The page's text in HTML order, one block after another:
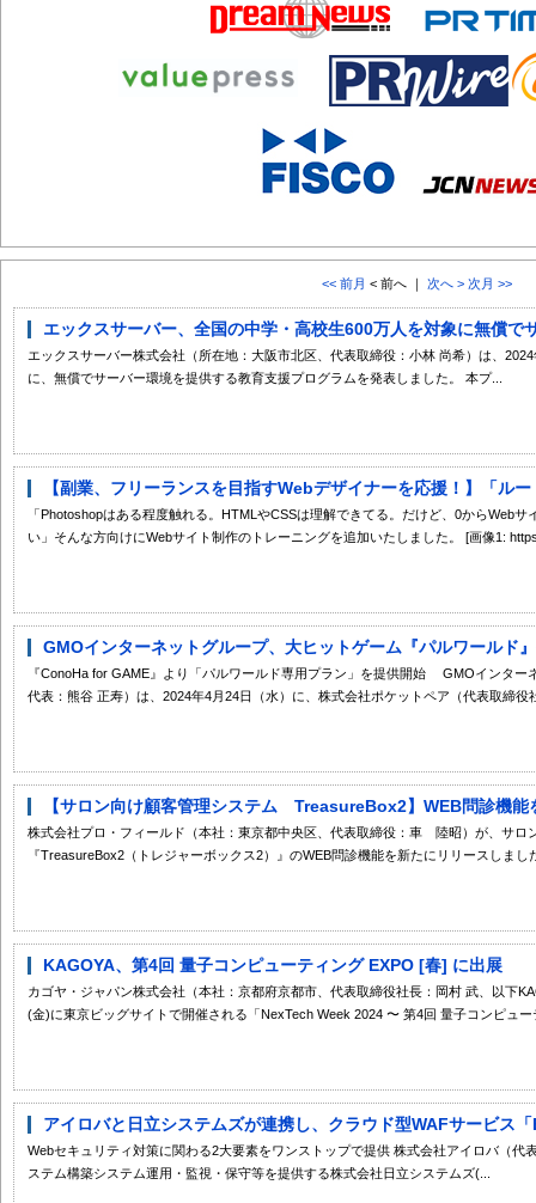
<< 前月 < 前へ ｜ 次へ > 次月 >>
エックスサーバー、全国の中学・高校生600万人を対象に無償で
エックスサーバー株式会社（所在地：大阪市北区、代表取締役：小林 尚希）は、
に、無償でサーバー環境を提供する教育支援プログラムを発表しました。 本プ...
【副業、フリーランスを目指すWebデザイナーを応援！】「ル
「Photoshopはある程度触れる。HTMLやCSSは理解できてる。だけど、0からWeb
い」そんな方向けにWebサイト制作のトレーニングを追加いたしました。 [画像1:
GMOインターネットグループ、大ヒットゲーム『パルワールド
『ConoHa for GAME』より「パルワールド専用プラン」を提供開始 GMOインター
代表：熊谷 正寿）は、2024年4月24日（水）に、株式会社ポケットペア（代表取締役
【サロン向け顧客管理システム TreasureBox2】WEB問診機能
株式会社プロ・フィールド（本社：東京都中央区、代表取締役：車 陸昭）が、サロ
『TreasureBox2（トレジャーボックス2）』のWEB問診機能を新たにリリースしまし
KAGOYA、第4回 量子コンピューティング EXPO [春] に出展
カゴヤ・ジャパン株式会社（本社：京都府京都市、代表取締役社長：岡村 武、以下
(金)に東京ビッグサイトで開催される「NexTech Week 2024 〜 第4回 量子コンピュー
アイロバと日立システムズが連携し、クラウド型WAFサービス
Webセキュリティ対策に関わる2大要素をワンストップで提供 株式会社アイロバ（代
ステム構築システム運用・監視・保守等を提供する株式会社日立システムズ(...